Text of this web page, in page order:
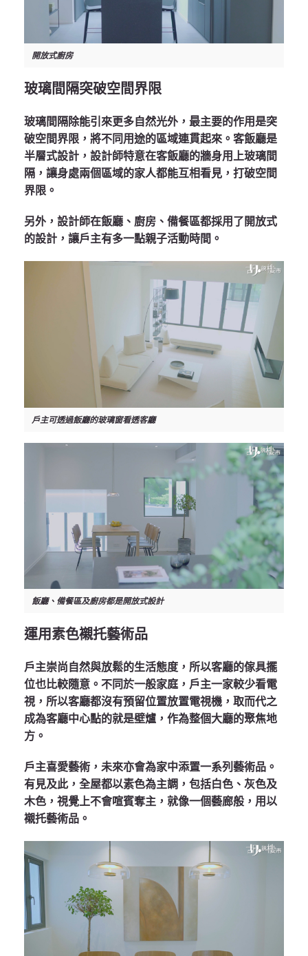
開放式廚房
玻璃間隔突破空間界限
玻璃間隔除能引來更多自然光外，最主要的作用是突
破空間界限，將不同用途的區域連貫起來。客飯廳是
半層式設計，設計師特意在客飯廳的牆身用上玻璃間
隔，讓身處兩個區域的家人都能互相看見，打破空間
界限。
另外，設計師在飯廳、廚房、備餐區都採用了開放式
的設計，讓戶主有多一點親子活動時間。
戶主可透過飯廳的玻璃窗看透客廳
飯廳、備餐區及廚房都是開放式設計
運用素色襯托藝術品
戶主崇尚自然與放鬆的生活態度，所以客廳的傢具擺
位也比較隨意。不同於一般家庭，戶主一家較少看電
視，所以客廳都沒有預留位置放置電視機，取而代之
成為客廳中心點的就是壁爐，作為整個大廳的聚焦地
方。
戶主喜愛藝術，未來亦會為家中添置一系列藝術品。
有見及此，全屋都以素色為主調，包括白色、灰色及
木色，視覺上不會喧賓奪主，就像一個藝廊般，用以
襯托藝術品。